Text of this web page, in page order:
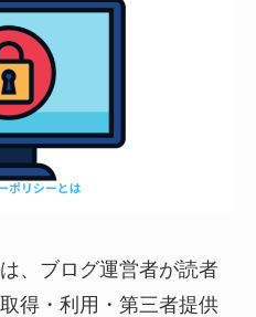
、ブログ運営者が読者
得・利用・第三者提供